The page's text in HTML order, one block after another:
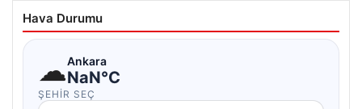
Hava Durumu
☁Ankara
NaN°C
ŞEHIR SEÇ